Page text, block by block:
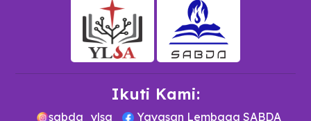
Ikuti Kami:
sabda_ylsa Yayasan Lembaga SABDA